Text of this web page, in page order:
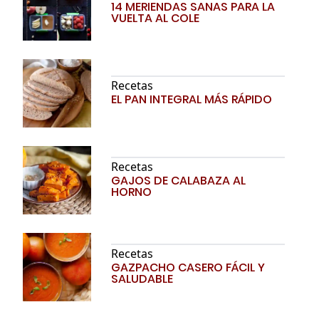
14 MERIENDAS SANAS PARA LA
VUELTA AL COLE
Recetas
EL PAN INTEGRAL MÁS RÁPIDO
Recetas
GAJOS DE CALABAZA AL
HORNO
Recetas
GAZPACHO CASERO FÁCIL Y
SALUDABLE